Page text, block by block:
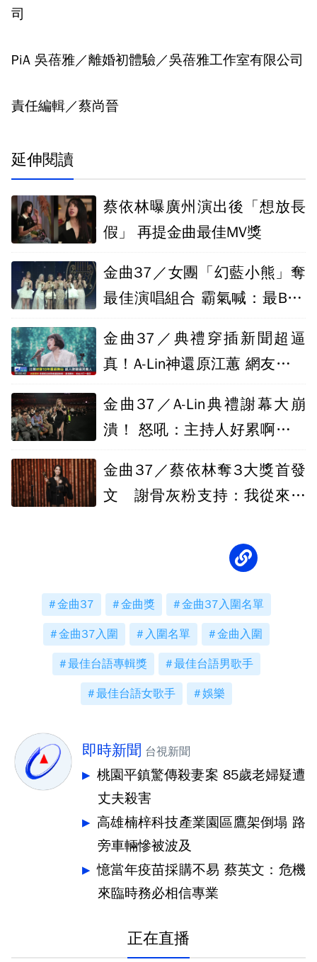
司
PiA 吳蓓雅／離婚初體驗／吳蓓雅工作室有限公司
責任編輯／蔡尚晉
延伸閱讀
蔡依林曝廣州演出後「想放長
假」 再提金曲最佳MV獎
金曲37／女團「幻藍小熊」奪
最佳演唱組合 霸氣喊：最BAD
金曲37／典禮穿插新聞超逼
真！A-Lin神還原江蕙 網友好評
金曲37／A-Lin典禮謝幕大崩
潰！ 怒吼：主持人好累啊我要
金曲37／蔡依林奪3大獎首發
文 謝骨灰粉支持：我從來不
金曲37 金曲獎 金曲37入圍名單
金曲37入圍 入圍名單 金曲入圍
最佳台語專輯獎 最佳台語男歌手
最佳台語女歌手 娛樂
即時新聞 台視新聞
桃園平鎮驚傳殺妻案 85歲老婦疑遭
丈夫殺害
高雄楠梓科技產業園區鷹架倒塌 路
旁車輛慘被波及
憶當年疫苗採購不易 蔡英文：危機
來臨時務必相信專業
正在直播